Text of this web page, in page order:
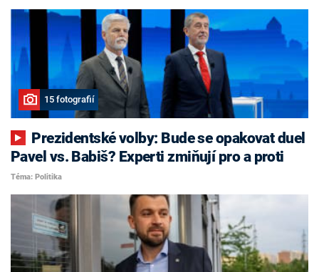
15 fotografií
Pavel vs. Babiš? Experti zmiňují pro a proti
Téma: Politika